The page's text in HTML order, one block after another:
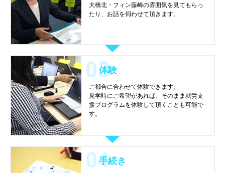
大橋北・フィン藤崎の雰囲気を見てもらっ
たり、お話を伺わせて頂きます。
体験
ご都合に合わせて体験できます。
見学時にご希望があれば、そのまま就労支
援プログラムを体験して頂くことも可能で
す。
手続き